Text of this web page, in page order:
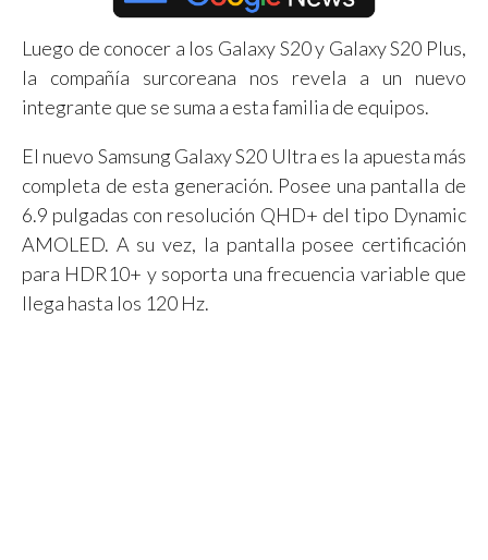
Luego de conocer a los Galaxy S20 y Galaxy S20 Plus,
la compañía surcoreana nos revela a un nuevo
integrante que se suma a esta familia de equipos.
El nuevo Samsung Galaxy S20 Ultra es la apuesta más
completa de esta generación. Posee una pantalla de
6.9 pulgadas con resolución QHD+ del tipo Dynamic
AMOLED. A su vez, la pantalla posee certificación
para HDR10+ y soporta una frecuencia variable que
llega hasta los 120 Hz.